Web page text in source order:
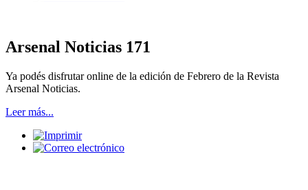
Arsenal Noticias 171
Ya podés disfrutar online de la edición de Febrero de la Revista
Arsenal Noticias.
Leer más...